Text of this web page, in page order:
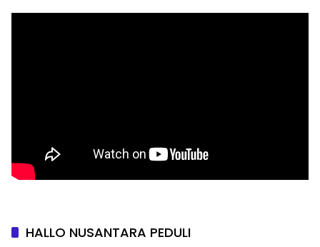
HALLO NUSANTARA PEDULI